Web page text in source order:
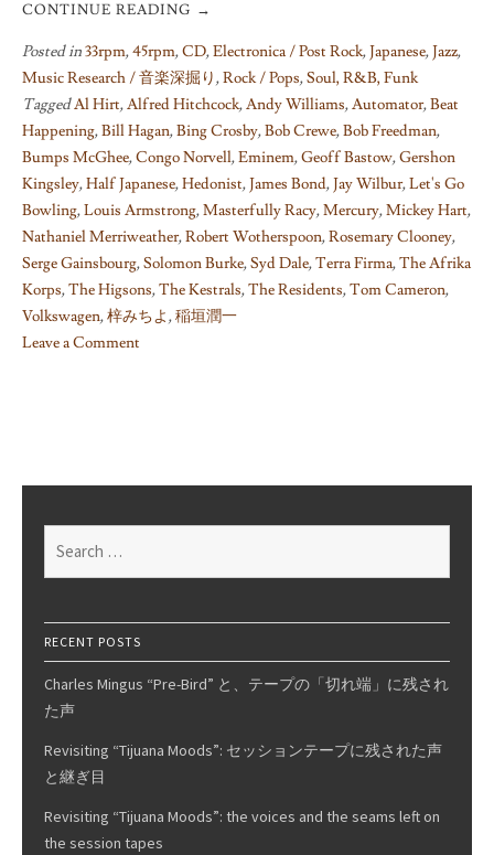
CONTINUE READING →
Posted in33rpm,45rpm,CD,Electronica / Post Rock,Japanese,Jazz,
Music Research / 音楽深掘り,Rock / Pops,Soul, R&B, Funk
TaggedAl Hirt,Alfred Hitchcock,Andy Williams,Automator,Beat
Happening,Bill Hagan,Bing Crosby,Bob Crewe,Bob Freedman,
Bumps McGhee,Congo Norvell,Eminem,Geoff Bastow,Gershon
Kingsley,Half Japanese,Hedonist,James Bond,Jay Wilbur,Let's Go
Bowling,Louis Armstrong,Masterfully Racy,Mercury,Mickey Hart,
Nathaniel Merriweather,Robert Wotherspoon,Rosemary Clooney,
Serge Gainsbourg,Solomon Burke,Syd Dale,Terra Firma,The Afrika
Korps,The Higsons,The Kestrals,The Residents,Tom Cameron,
Volkswagen,梓みちよ,稲垣潤一
Leave a Comment
By”
for:
RECENT POSTS
Charles Mingus “Pre-Bird” と、テープの「切れ端」に残され
た声
Revisiting “Tijuana Moods”: セッションテープに残された声
と継ぎ目
Revisiting “Tijuana Moods”: the voices and the seams left on
the session tapes